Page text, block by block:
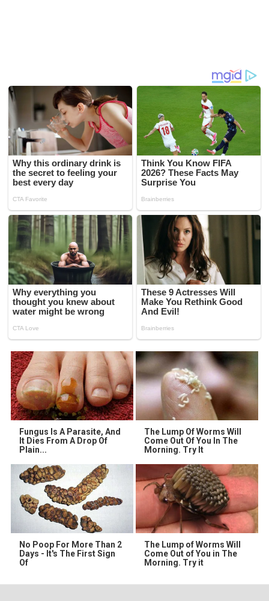
Fungus Is A Parasite, And
It Dies From A Drop Of
Plain...
The Lump Of Worms Will
Come Out Of You In The
Morning. Try It
No Poop For More Than 2
Days - It's The First Sign
Of
The Lump of Worms Will
Come Out of You in The
Morning. Try it